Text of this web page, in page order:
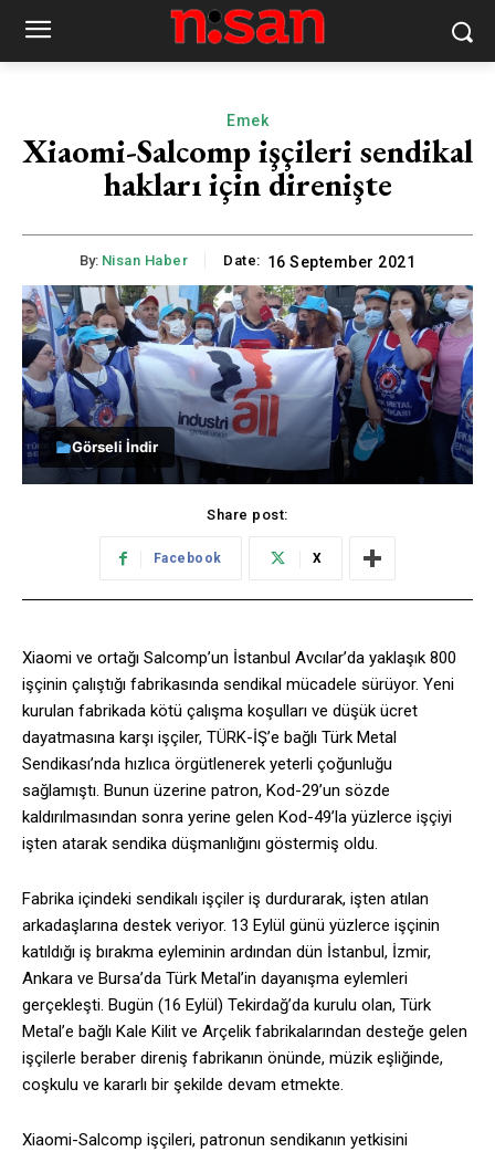
Emek
Xiaomi-Salcomp işçileri sendikal
hakları için direnişte
By: Nisan Haber Date: 16 September 2021
Görseli İndir
Share post:
Facebook X
Xiaomi ve ortağı Salcomp’un İstanbul Avcılar’da yaklaşık 800
işçinin çalıştığı fabrikasında sendikal mücadele sürüyor. Yeni
kurulan fabrikada kötü çalışma koşulları ve düşük ücret
dayatmasına karşı işçiler, TÜRK-İŞ’e bağlı Türk Metal
Sendikası’nda hızlıca örgütlenerek yeterli çoğunluğu
sağlamıştı. Bunun üzerine patron, Kod-29’un sözde
kaldırılmasından sonra yerine gelen Kod-49’la yüzlerce işçiyi
işten atarak sendika düşmanlığını göstermiş oldu.
Fabrika içindeki sendikalı işçiler iş durdurarak, işten atılan
arkadaşlarına destek veriyor. 13 Eylül günü yüzlerce işçinin
katıldığı iş bırakma eyleminin ardından dün İstanbul, İzmir,
Ankara ve Bursa’da Türk Metal’in dayanışma eylemleri
gerçekleşti. Bugün (16 Eylül) Tekirdağ’da kurulu olan, Türk
Metal’e bağlı Kale Kilit ve Arçelik fabrikalarından desteğe gelen
işçilerle beraber direniş fabrikanın önünde, müzik eşliğinde,
coşkulu ve kararlı bir şekilde devam etmekte.
Xiaomi-Salcomp işçileri, patronun sendikanın yetkisini